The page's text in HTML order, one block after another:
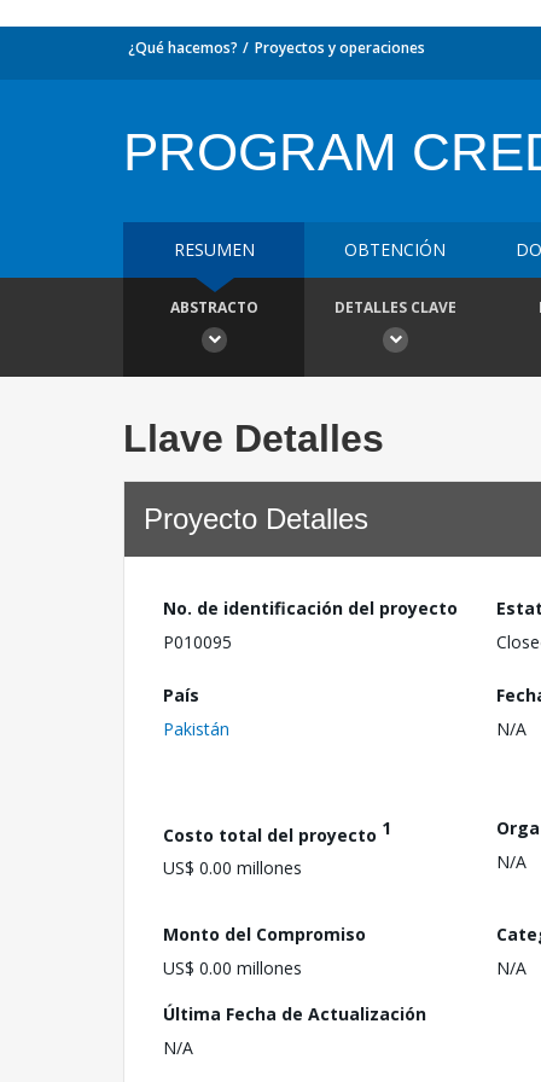
¿Qué hacemos? Proyectos y operaciones
PROGRAM
RESUMEN OBTENCIÓN
ABSTRACTO DETALLES CLAVE
Llave Detalles
Proyecto Detalles
No. de identificación del proyecto
P010095
País
Pakistán
N/A
Costo total del proyecto 1
US$ 0.00 millones
N/A
Monto del Compromiso
US$ 0.00 millones
N/A
Última Fecha de Actualización
N/A